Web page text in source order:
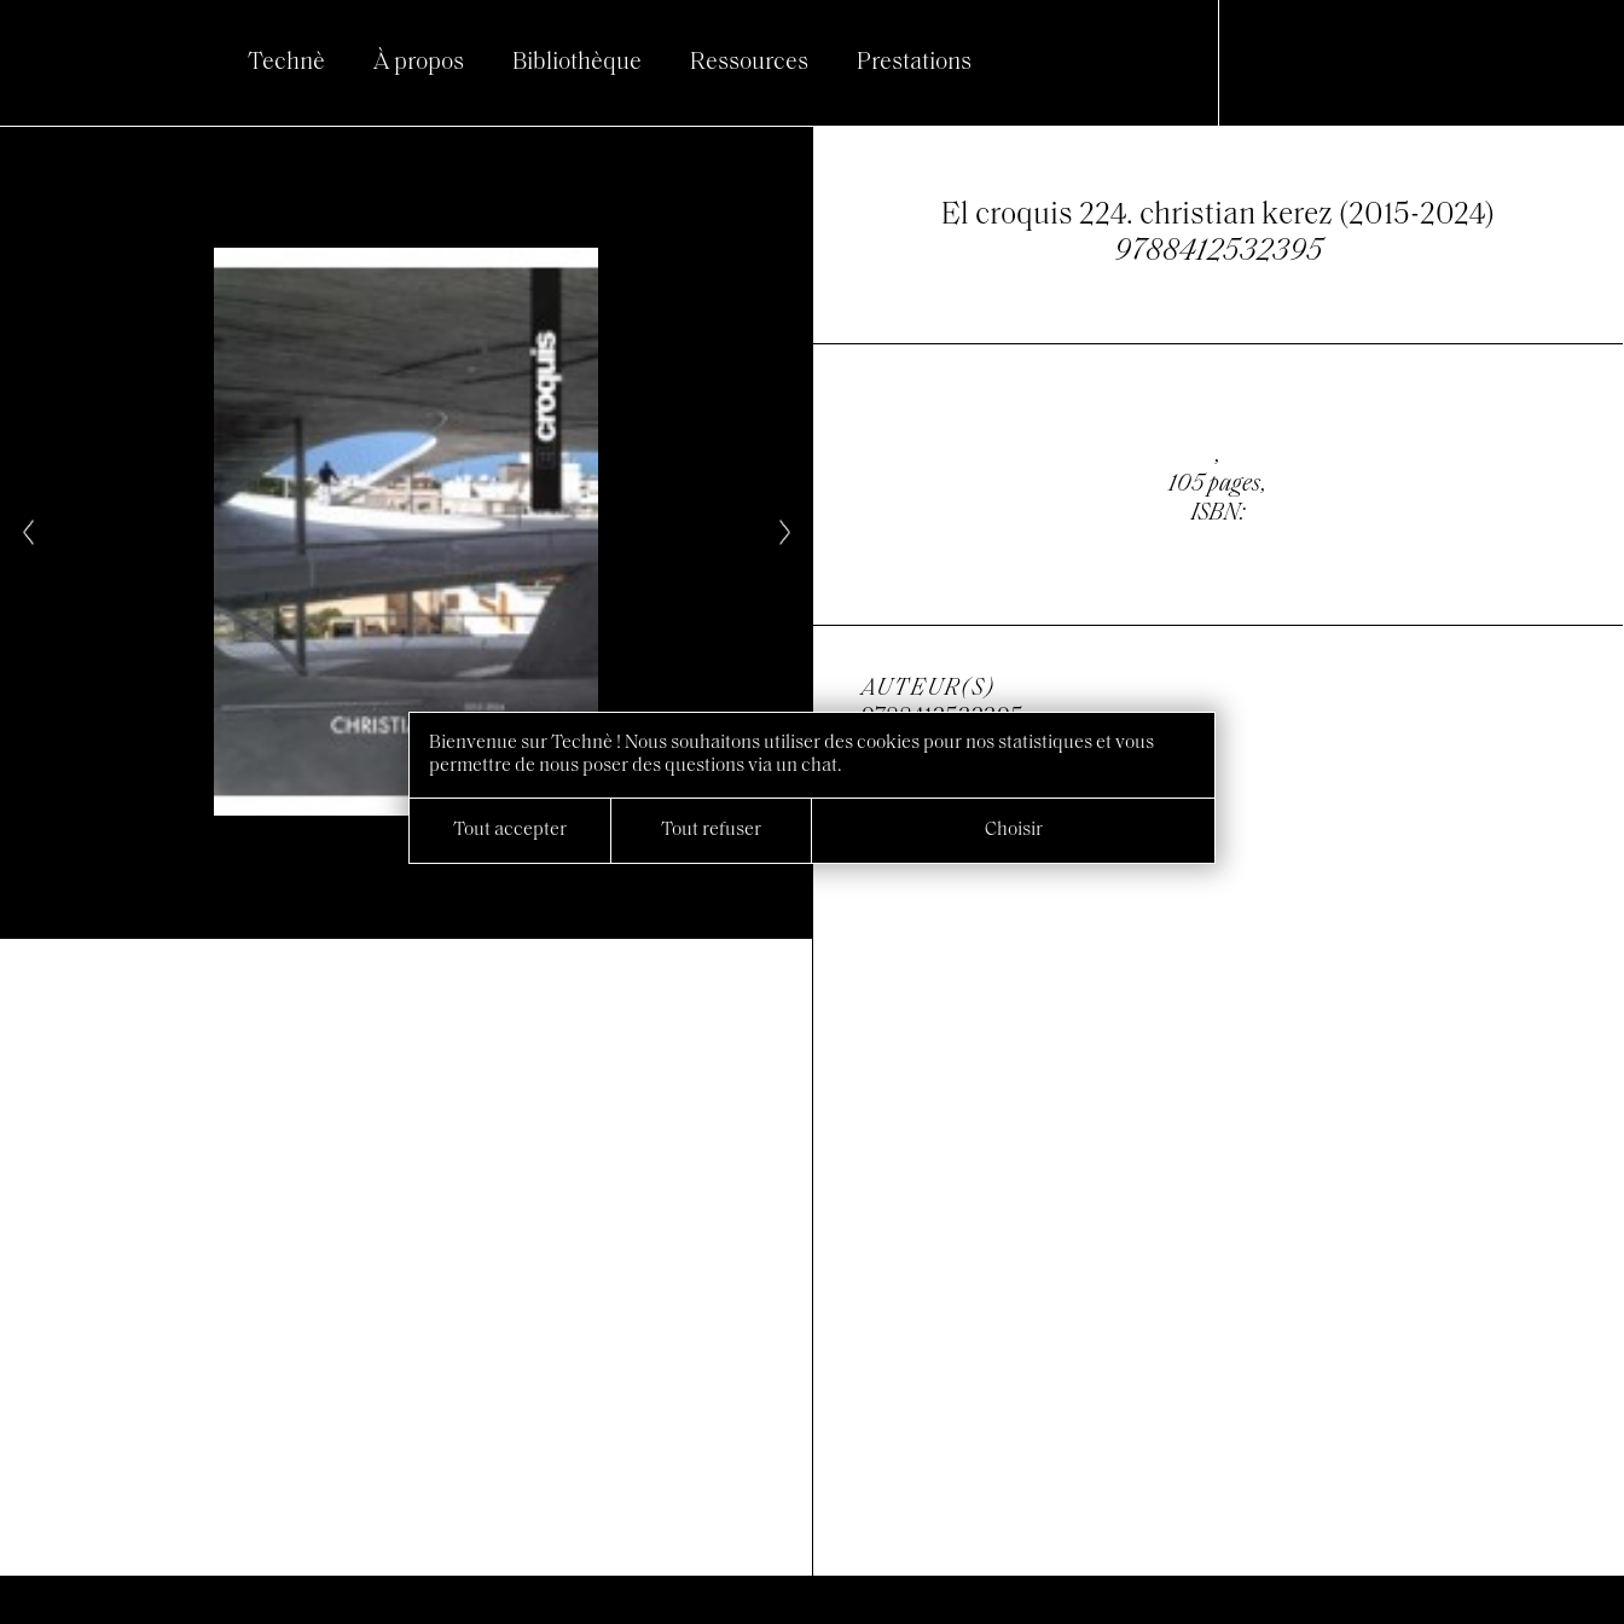
Technè À propos Bibliothèque Ressources Prestations
El croquis 224. christian kerez (2015-2024)
9788412532395
,
105 pages,
ISBN:
AUTEUR(S)
9788412532395
Bienvenue sur Technè ! Nous souhaitons utiliser des cookies pour nos statistiques et vous
permettre de nous poser des questions via un chat.
Tout accepter Tout refuser Choisir